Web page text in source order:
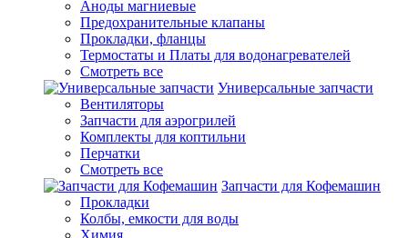
Аноды магниевые
Предохранительные клапаны
Прокладки, фланцы
Термостаты и Платы для водонагревателей
Смотреть все
Универсальные запчасти
Вентиляторы
Запчасти для аэрогрилей
Комплекты для коптильни
Перчатки
Смотреть все
Запчасти для Кофемашин
Прокладки
Колбы, емкости для воды
Химия